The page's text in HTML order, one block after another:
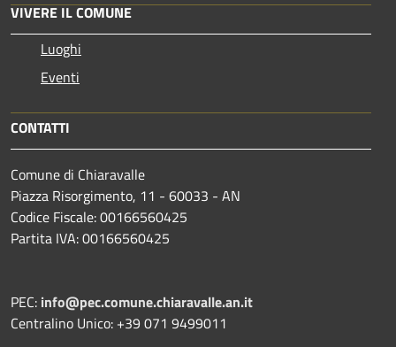
VIVERE IL COMUNE
Luoghi
Eventi
CONTATTI
Comune di Chiaravalle
Piazza Risorgimento, 11 - 60033 - AN
Codice Fiscale: 00166560425
Partita IVA: 00166560425
PEC: info@pec.comune.chiaravalle.an.it
Centralino Unico: +39 071 9499011